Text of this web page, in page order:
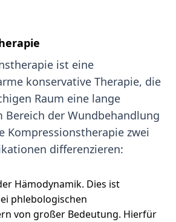
ist eine
konservative Therapie, die
Raum eine lange
Bereich der Wundbehandlung
Kompressionstherapie zwei
differenzieren:
Hämodynamik. Dies ist
phlebologischen
von großer Bedeutung. Hierfür